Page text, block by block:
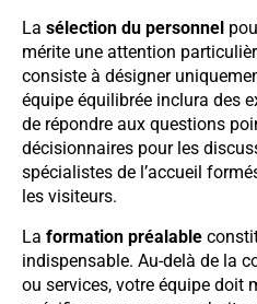
La sélection du personnel
mérite une attention
consiste à désigner
équipe équilibrée inclura des
de répondre aux questions
décisionnaires pour les
spécialistes de l’accueil
les visiteurs.
La formation préalable
indispensable. Au-delà de la
ou services, votre équipe doit